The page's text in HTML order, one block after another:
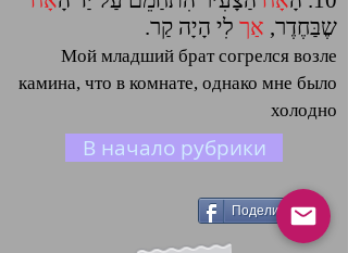
שֶבַּחֶדֶר, אַך לִי הָיָה קַר.
Мой младший брат согрелся возле
камина, что в комнате, однако мне было
холодно
В начало рубрики
Поделиться